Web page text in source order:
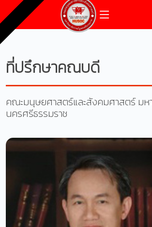
ที่ปรึกษาคณบดี
คณะมนุษยศาสตร์และสังคมศาสตร์ มห
นครศรีธรรมราช